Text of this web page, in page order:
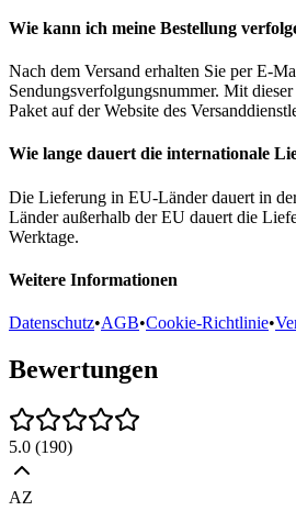
Wie kann ich meine Bestellung
Nach dem Versand erhalten Sie per E-
Sendungsverfolgungsnummer. Mit
Paket auf der Website des
Wie lange dauert die internationale
Die Lieferung in EU-Länder dauert in
Länder außerhalb der EU dauert die
Werktage.
Weitere Informationen
Datenschutz•AGB•Cookie-Richtlinie•
Bewertungen
5.0 (190)
AZ